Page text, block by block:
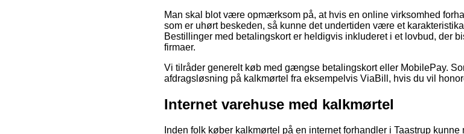
Man skal blot være opmærksom på, at hvis en online virksomhed
som er uhørt beskeden, så kunne det undertiden være et
Bestillinger med betalingskort er heldigvis inkluderet i et lovbud, der
firmaer.
Vi tilråder generelt køb med gængse betalingskort eller MobilePay.
afdragsløsning på kalkmørtel fra eksempelvis ViaBill, hvis du vil
Internet varehuse med kalkmørtel
Inden folk køber kalkmørtel på en internet forhandler i Taastrup